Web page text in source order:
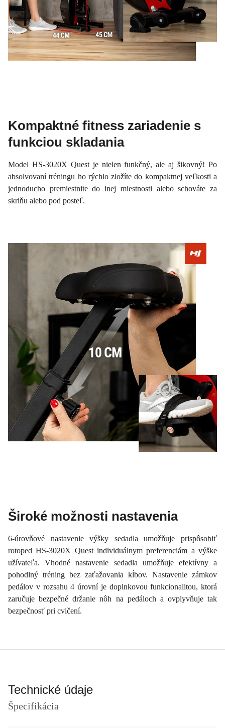
Kompaktné fitness zariadenie s
funkciou skladania
Model HS-3020X Quest je nielen funkčný, ale aj šikovný! Po
absolvovaní tréningu ho rýchlo zložíte do kompaktnej veľkosti a
jednoducho premiestnite do inej miestnosti alebo schováte za
skriňu alebo pod posteľ.
Široké možnosti nastavenia
6-úrovňové nastavenie výšky sedadla umožňuje prispôsobiť
rotoped HS-3020X Quest individuálnym preferenciám a výške
užívateľa. Vhodné nastavenie sedadla umožňuje efektívny a
pohodlný tréning bez zaťažovania kĺbov. Nastavenie zámkov
pedálov v rozsahu 4 úrovní je doplnkovou funkcionalitou, ktorá
zaručuje bezpečné držanie nôh na pedáloch a ovplyvňuje tak
bezpečnosť pri cvičení.
Technické údaje
Špecifikácia